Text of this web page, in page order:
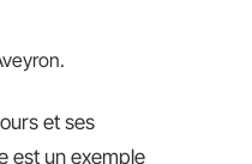
et ses
est un exemple